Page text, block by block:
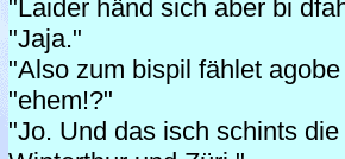
"Laider händ sich aber bi
"Jaja."
"Also zum bispil fählet
"ehem!?"
"Jo. Und das isch schints